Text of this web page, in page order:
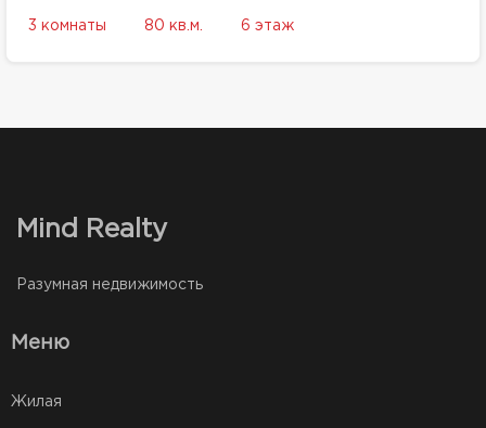
3 комнаты 80 кв.м. 6 этаж
Mind Realty
Разумная недвижимость
Меню
Жилая